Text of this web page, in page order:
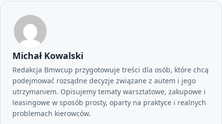
Michał Kowalski
Redakcja Bmwcup przygotowuje treści dla osób, które chcą
podejmować rozsądne decyzje związane z autem i jego
utrzymaniem. Opisujemy tematy warsztatowe, zakupowe i
leasingowe w sposób prosty, oparty na praktyce i realnych
problemach kierowców.